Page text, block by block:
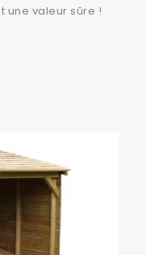
une valeur sûre !